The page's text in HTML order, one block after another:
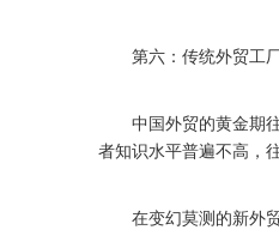
第六：传统外贸工厂
中国外贸的黄金期往
者知识水平普遍不高，
在变幻莫测的新外贸